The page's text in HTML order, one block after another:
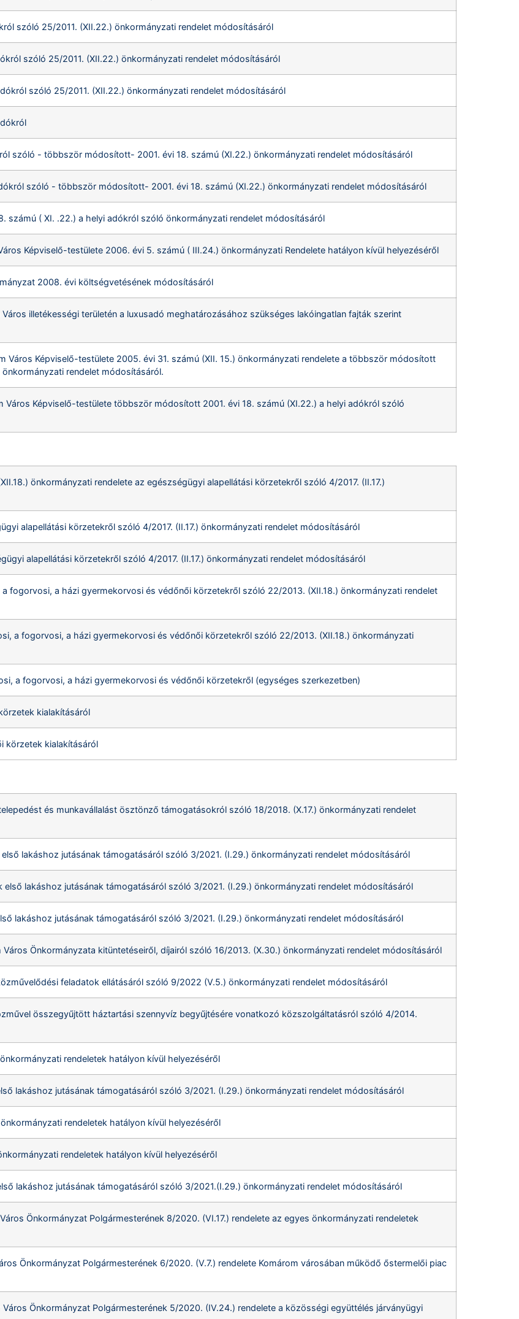
szóló 25/2011. (XII.22.) önkormányzati rendelet módosításáról
szóló 25/2011. (XII.22.) önkormányzati rendelet módosításáról
szóló 25/2011. (XII.22.) önkormányzati rendelet módosításáról
szóló - többször módosított- 2001. évi 18. számú (XI.22.) önkormányzati rendelet módosításáról
szóló - többször módosított- 2001. évi 18. számú (XI.22.) önkormányzati rendelet módosításáról
számú ( XI. .22.) a helyi adókról szóló önkormányzati rendelet módosításáról
Képviselő-testülete 2006. évi 5. számú ( III.24.) önkormányzati Rendelete hatályon kívül helyezéséről
2008. évi költségvetésének módosításáról
illetékességi területén a luxusadó meghatározásához szükséges lakóingatlan fajták szerint
Város Képviselő-testülete 2005. évi 31. számú (XII. 15.) önkormányzati rendelete a többször módosított
rendelet módosításáról.
Város Képviselő-testülete többször módosított 2001. évi 18. számú (XI.22.) a helyi adókról szóló
önkormányzati rendelete az egészségügyi alapellátási körzetekről szóló 4/2017. (II.17.)
alapellátási körzetekről szóló 4/2017. (II.17.) önkormányzati rendelet módosításáról
alapellátási körzetekről szóló 4/2017. (II.17.) önkormányzati rendelet módosításáról
fogorvosi, a házi gyermekorvosi és védőnői körzetekről szóló 22/2013. (XII.18.) önkormányzati rendelet
a fogorvosi, a házi gyermekorvosi és védőnői körzetekről szóló 22/2013. (XII.18.) önkormányzati
a fogorvosi, a házi gyermekorvosi és védőnői körzetekről (egységes szerkezetben)
kialakításáról
körzetek kialakításáról
és munkavállalást ösztönző támogatásokról szóló 18/2018. (X.17.) önkormányzati rendelet
lakáshoz jutásának támogatásáról szóló 3/2021. (I.29.) önkormányzati rendelet módosításáról
lakáshoz jutásának támogatásáról szóló 3/2021. (I.29.) önkormányzati rendelet módosításáról
lakáshoz jutásának támogatásáról szóló 3/2021. (I.29.) önkormányzati rendelet módosításáról
Önkormányzata kitüntetéseiről, díjairól szóló 16/2013. (X.30.) önkormányzati rendelet módosításáról
feladatok ellátásáról szóló 9/2022 (V.5.) önkormányzati rendelet módosításáról
összegyűjtött háztartási szennyvíz begyűjtésére vonatkozó közszolgáltatásról szóló 4/2014.
rendeletek hatályon kívül helyezéséről
lakáshoz jutásának támogatásáról szóló 3/2021. (I.29.) önkormányzati rendelet módosításáról
rendeletek hatályon kívül helyezéséről
rendeletek hatályon kívül helyezéséről
lakáshoz jutásának támogatásáról szóló 3/2021.(I.29.) önkormányzati rendelet módosításáról
Önkormányzat Polgármesterének 8/2020. (VI.17.) rendelete az egyes önkormányzati rendeletek
Önkormányzat Polgármesterének 6/2020. (V.7.) rendelete Komárom városában működő őstermelői piac
Önkormányzat Polgármesterének 5/2020. (IV.24.) rendelete a közösségi együttélés járványügyi